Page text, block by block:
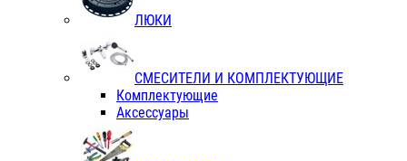
ЛЮКИ
СМЕСИТЕЛИ И КОМПЛЕКТУЮЩИЕ
Комплектующие
Аксессуары